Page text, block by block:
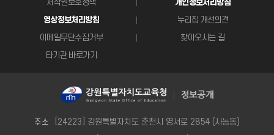
저작권보호정책
개인정보처리방침
영상정보처리방침
누리집 개선의견
이메일무단수집거부
찾아오시는 길
타기관 바로가기
주소
[24223] 강원특별자치도 춘천시 영서로 2854 (사농동)